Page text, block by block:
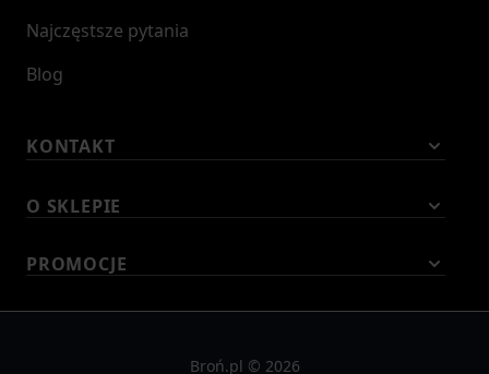
Najczęstsze pytania
Blog
KONTAKT
O SKLEPIE
PROMOCJE
Broń.pl © 2026